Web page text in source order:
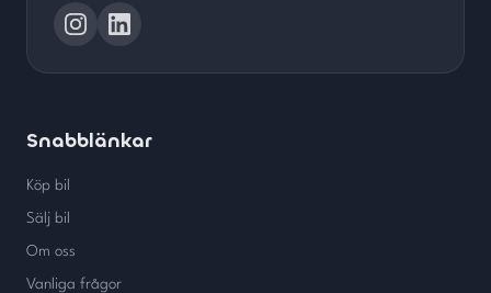
Snabblänkar
Köp bil
Sälj bil
Om oss
Vanliga frågor